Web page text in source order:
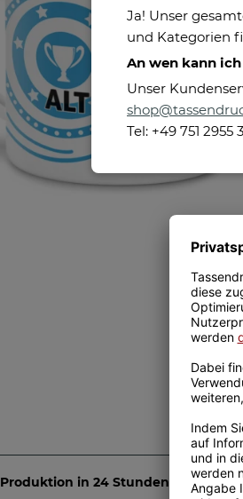
Produktion in 24 Stunden
Ja! Unser
und Kategorien
An wen kann
Unser
Tel: +49 751 2955